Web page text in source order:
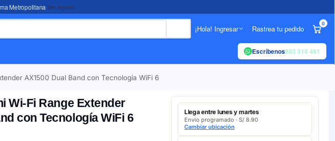
Metropolitana*Ver legales
¡Hola! Ingresar Rastrea tu pedido
0
Escríbenos983 516 461
AX1500 Dual Band con Tecnología WiFi 6
Wi-Fi Range Extender
con Tecnología WiFi 6
Llega entre lunes y martes
Envío programado · S/ 8.90
Cambiar ubicación